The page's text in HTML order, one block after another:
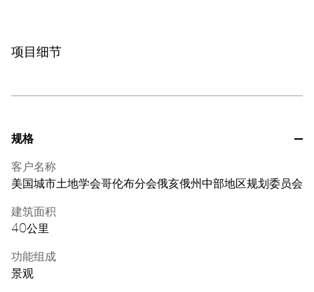
项目细节
规格
客户名称
美国城市土地学会哥伦布分会俄亥俄州中部地区规划委员会
建筑面积
40公里
功能组成
景观